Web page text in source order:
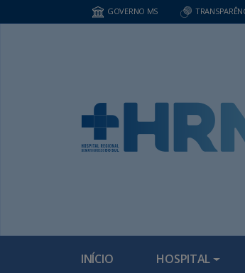
GOVERNO MS
INÍCIO HOSPITAL